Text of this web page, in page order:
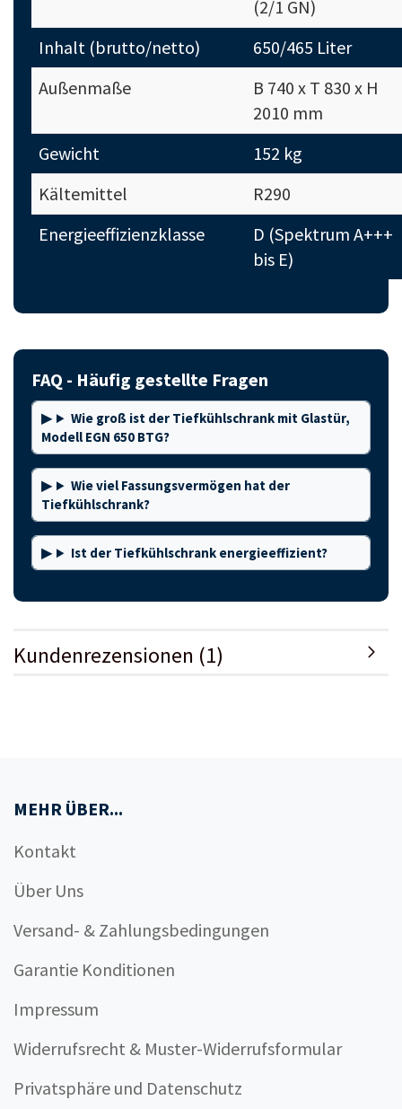
(2/1 GN)
Inhalt (brutto/netto)
650/465 Liter
Außenmaße
B 740 x T 830 x H
2010 mm
Gewicht
152 kg
Kältemittel
R290
Energieeffizienzklasse
D (Spektrum A+++
bis E)
FAQ - Häufig gestellte Fragen
Wie groß ist der Tiefkühlschrank mit Glastür,
Modell EGN 650 BTG?
Wie viel Fassungsvermögen hat der
Tiefkühlschrank?
Ist der Tiefkühlschrank energieeffizient?
Kundenrezensionen (1)
MEHR ÜBER...
Kontakt
Über Uns
Versand- & Zahlungsbedingungen
Garantie Konditionen
Impressum
Widerrufsrecht & Muster-Widerrufsformular
Privatsphäre und Datenschutz